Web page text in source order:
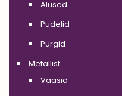
Alused
Pudelid
Purgid
Metallist
Vaasid